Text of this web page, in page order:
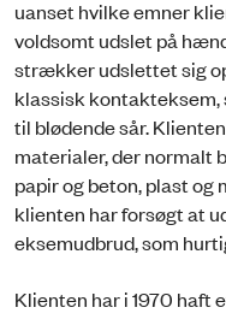
uanset hvilke emner
voldsomt udslet på
strækker udslettet sig
klassisk kontakteksem,
til blødende sår.
materialer, der normalt
papir og beton, plast og
klienten har forsøgt at
eksemudbrud, som
Klienten har i 1970 haft